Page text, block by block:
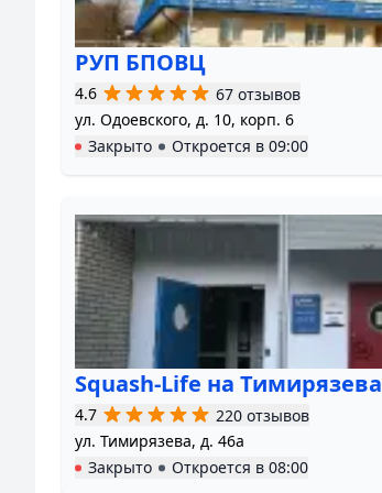
РУП БПОВЦ
4.6
67 отзывов
ул. Одоевского, д. 10, корп. 6
Закрыто
Откроется в 09:00
Squash-Life на Тимирязева
4.7
220 отзывов
ул. Тимирязева, д. 46а
Закрыто
Откроется в 08:00